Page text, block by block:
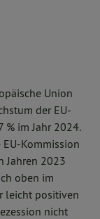
Union
der EU-
% im Jahr 2024.
Kommission
Jahren 2023
oben im
leicht positiven
nicht